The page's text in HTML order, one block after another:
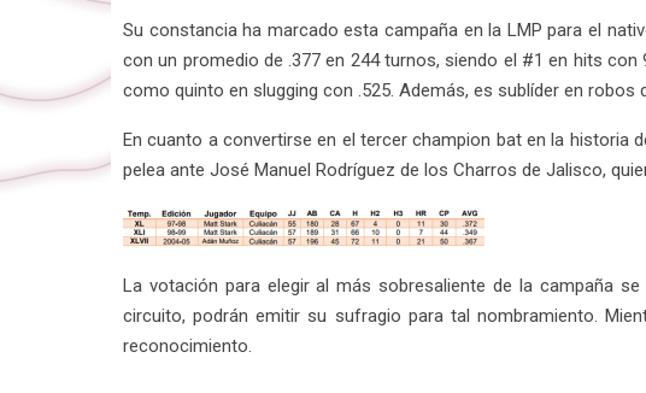
Su constancia ha marcado esta campaña en la LMP para el
con un promedio de .377 en 244 turnos, siendo el #1 en hits
como quinto en slugging con .525. Además, es sublíder en
En cuanto a convertirse en el tercer champion bat en la historia
pelea ante José Manuel Rodríguez de los Charros de Jalisco,
La votación para elegir al más sobresaliente de la campaña
circuito, podrán emitir su sufragio para tal nombramiento.
reconocimiento.